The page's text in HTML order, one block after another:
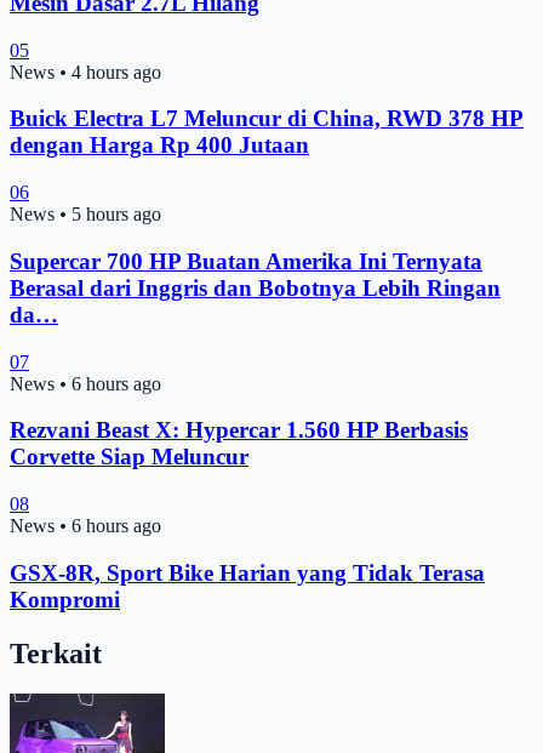
05
News • 4 hours ago
Buick Electra L7 Meluncur di China, RWD 378 HP
dengan Harga Rp 400 Jutaan
06
News • 5 hours ago
Supercar 700 HP Buatan Amerika Ini Ternyata
Berasal dari Inggris dan Bobotnya Lebih Ringan
da…
07
News • 6 hours ago
Rezvani Beast X: Hypercar 1.560 HP Berbasis
Corvette Siap Meluncur
08
News • 6 hours ago
GSX-8R, Sport Bike Harian yang Tidak Terasa
Kompromi
Terkait